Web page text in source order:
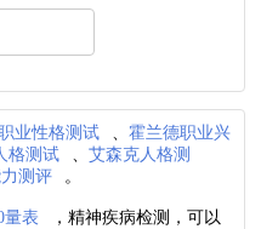
业性格测试 、霍兰德职业兴
格测试 、艾森克人格测
测评 。
量表
，精神疾病检测，可以